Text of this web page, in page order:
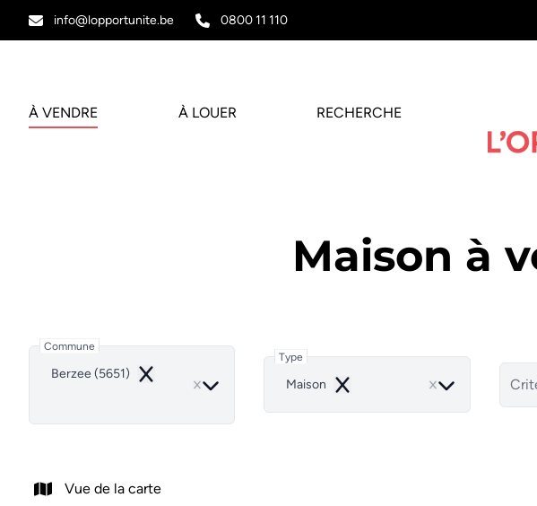
info@lopportunite.be 0800 11 110
À VENDRE À LOUER RECHERCHE
Maison à
Commune
Berzee (5651)
Remove
Type
Maison
Remove
Vue de la carte